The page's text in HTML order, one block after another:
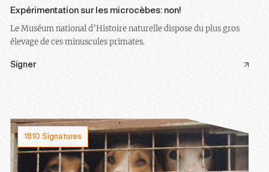
Expérimentation sur les microcèbes: non!
Le Muséum national d’Histoire naturelle dispose du plus gros
élevage de ces minuscules primates.
Signer
1810 Signatures